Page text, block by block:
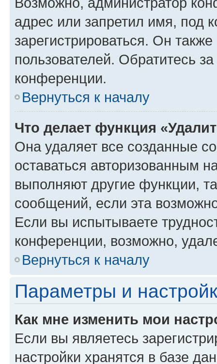
адрес или запретил имя, под
зарегистрироваться. Он
пользователей. Обратитесь
конференции.
Вернуться к началу
Что делает функция
Она удаляет все созданные
оставаться авторизованным
выполняют другие функции,
сообщений, если эта
Если вы испытываете
конференции, возможно,
Вернуться к началу
Параметры и
Как мне изменить мои
Если вы являетесь
настройки хранятся в базе